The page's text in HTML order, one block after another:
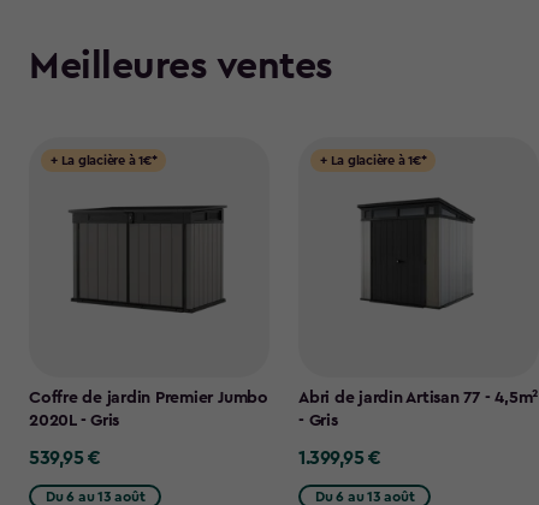
Meilleures ventes
+ La glacière à 1€*
Coffre de jardin Premier Jumbo
2020L - Gris
539,95
€
539,95 €
Du 6 au 13 août
+ La glacière à 1€*
Abri de jardin Artisan 77 - 4,5m²
- Gris
1.399,95
€
1.399,95 €
Du 6 au 13 août